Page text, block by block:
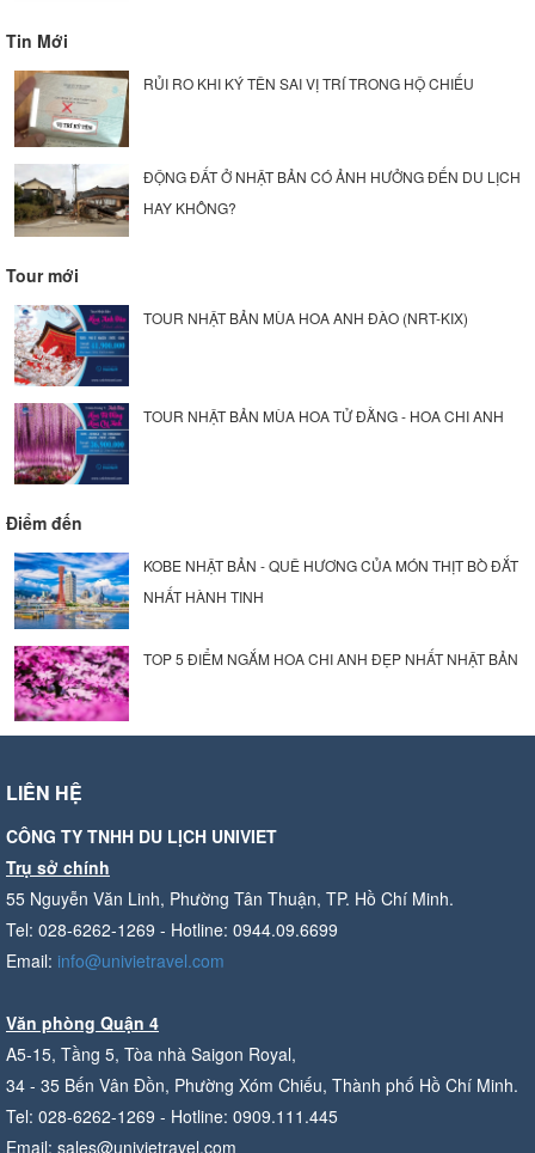
Tin Mới
RỦI RO KHI KÝ TÊN SAI VỊ TRÍ TRONG HỘ CHIẾU
ĐỘNG ĐẤT Ở NHẬT BẢN CÓ ẢNH HƯỞNG ĐẾN DU LỊCH
HAY KHÔNG?
Tour mới
TOUR NHẬT BẢN MÙA HOA ANH ĐÀO (NRT-KIX)
TOUR NHẬT BẢN MÙA HOA TỬ ĐẰNG - HOA CHI ANH
Điểm đến
KOBE NHẬT BẢN - QUÊ HƯƠNG CỦA MÓN THỊT BÒ ĐẮT
NHẤT HÀNH TINH
TOP 5 ĐIỂM NGẮM HOA CHI ANH ĐẸP NHẤT NHẬT BẢN
LIÊN HỆ
CÔNG TY TNHH DU LỊCH UNIVIET
Trụ sở chính
55 Nguyễn Văn Linh, Phường Tân Thuận, TP. Hồ Chí Minh.
Tel: 028-6262-1269 - Hotline: 0944.09.6699
Email: info@univietravel.com
Văn phòng Quận 4
A5-15, Tầng 5, Tòa nhà Saigon Royal,
34 - 35 Bến Vân Đồn, Phường Xóm Chiếu, Thành phố Hồ Chí Minh.
Tel: 028-6262-1269 - Hotline: 0909.111.445
Email: sales@univietravel.com